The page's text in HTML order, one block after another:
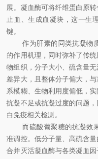
展。凝血酶可将纤维蛋白原
止血、生成血凝块，这一生
键。
作为肝素的同类抗凝物
的作用机理，同时弥补了传
物组织，分子大小、硫含量
差异大，且整体分子偏大，
系模糊、生物利用度偏低，
抗凝不足或抗凝过度的问题
白免疫相关检测。
而硫酸葡聚糖的抗凝效
准调控。低分子量、高硫含
合并灭活凝血酶与各类凝血